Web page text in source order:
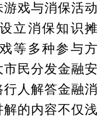
戏与消保活动
立消保知识摊
等多种参与方
民分发金融安
人解答金融消
的内容不仅浅